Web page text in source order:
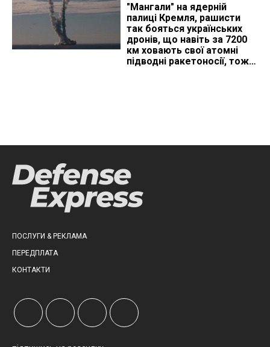
"Мангали" на ядерній
палиці Кремля, рашисти
так бояться українських
дронів, що навіть за 7200
км ховають свої атомні
підводні ракетоносії, тож
ПОСЛУГИ & РЕКЛАМА
ПЕРЕДПЛАТА
КОНТАКТИ